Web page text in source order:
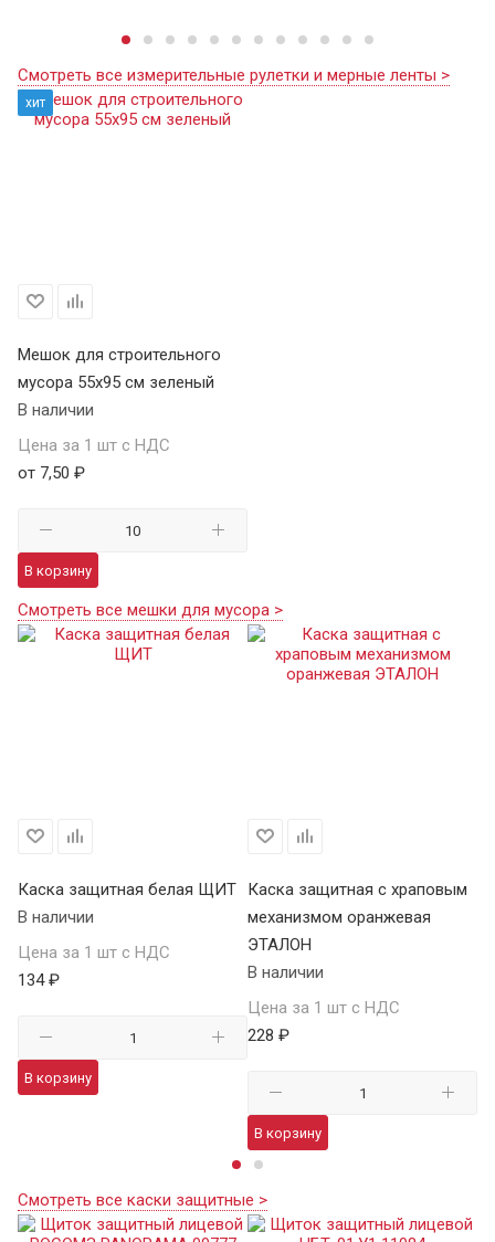
Смотреть все измерительные рулетки и мерные ленты >
хит
Мешок для строительного
мусора 55х95 см зеленый
В наличии
Цена за 1 шт с НДС
от 7,50 ₽
В корзину
Смотреть все мешки для мусора >
Каска защитная белая ЩИТ
В наличии
Цена за 1 шт с НДС
134 ₽
В корзину
Каска защитная с храповым
механизмом оранжевая
ЭТАЛОН
В наличии
Цена за 1 шт с НДС
228 ₽
В корзину
Смотреть все каски защитные >